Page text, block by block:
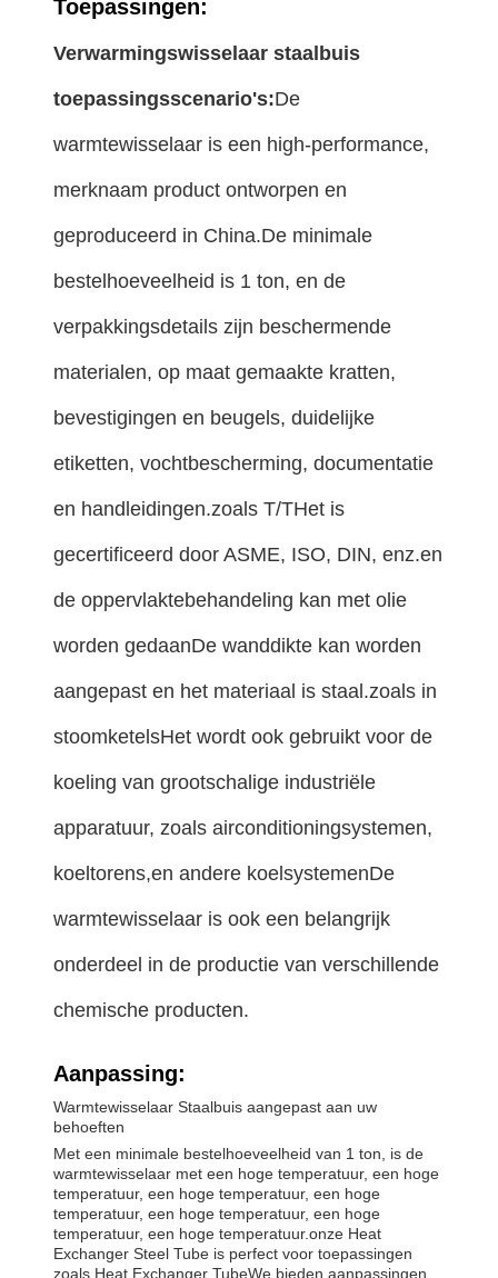
Toepassingen:
Verwarmingswisselaar staalbuis
toepassingsscenario's:De
warmtewisselaar is een high-performance,
merknaam product ontworpen en
geproduceerd in China.De minimale
bestelhoeveelheid is 1 ton, en de
verpakkingsdetails zijn beschermende
materialen, op maat gemaakte kratten,
bevestigingen en beugels, duidelijke
etiketten, vochtbescherming, documentatie
en handleidingen.zoals T/THet is
gecertificeerd door ASME, ISO, DIN, enz.en
de oppervlaktebehandeling kan met olie
worden gedaanDe wanddikte kan worden
aangepast en het materiaal is staal.zoals in
stoomketelsHet wordt ook gebruikt voor de
koeling van grootschalige industriële
apparatuur, zoals airconditioningsystemen,
koeltorens,en andere koelsystemenDe
warmtewisselaar is ook een belangrijk
onderdeel in de productie van verschillende
chemische producten.
Aanpassing:
Warmtewisselaar Staalbuis aangepast aan uw
behoeften
Met een minimale bestelhoeveelheid van 1 ton, is de
warmtewisselaar met een hoge temperatuur, een hoge
temperatuur, een hoge temperatuur, een hoge
temperatuur, een hoge temperatuur, een hoge
temperatuur, een hoge temperatuur.onze Heat
Exchanger Steel Tube is perfect voor toepassingen
zoals Heat Exchanger TubeWe bieden aanpassingen